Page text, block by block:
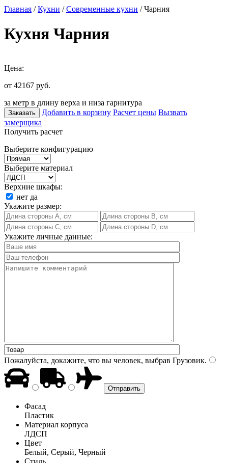
Главная /Кухни /Современные кухни / Чарния
Кухня Чарния
Цена:
от 42167 руб.
за метр в длину верха и низа гарнитура
Заказать Добавить в корзину Расчет цены Вызвать
замерщика
Получить расчет
Выберите конфигурацию
Выберите материал
Верхние шкафы:
нет да
Укажите размер:
Укажите личные данные:
Пожалуйста, докажите, что вы человек, выбрав Грузовик.
Фасад
Пластик
Материал корпуса
ЛДСП
Цвет
Белый, Серый, Черный
Стиль